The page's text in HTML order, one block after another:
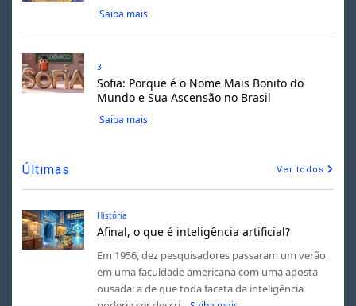
Saiba mais
3
Sofia: Porque é o Nome Mais Bonito do
Mundo e Sua Ascensão no Brasil
Saiba mais
Últimas Ver todos
História
Afinal, o que é inteligência artificial?
Em 1956, dez pesquisadores passaram um verão
em uma faculdade americana com uma aposta
ousada: a de que toda faceta da inteligência